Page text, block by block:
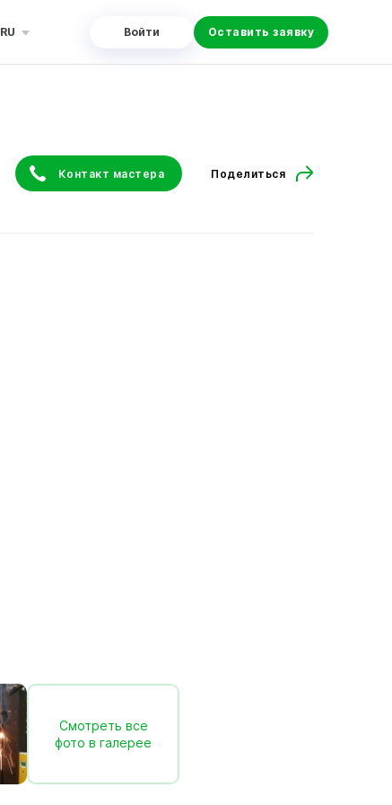
RU Войти Оставить заявку
Контакт мастера Поделиться
Смотреть все
фото в галерее